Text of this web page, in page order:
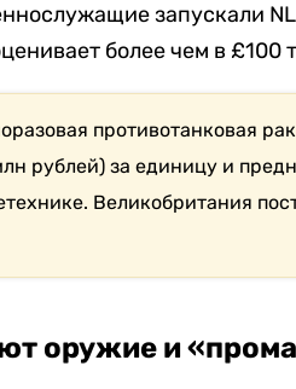
запускали
более чем в £100
противотанковая
рублей) за единицу и
Великобритания
оружие и